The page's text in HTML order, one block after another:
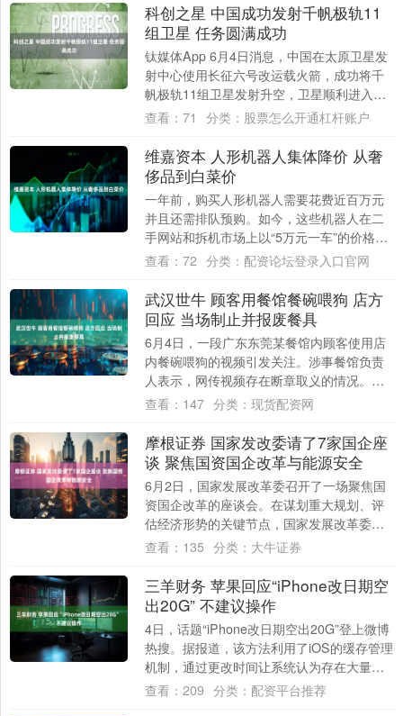
科创之星 中国成功发射千帆极轨11
组卫星 任务圆满成功
钛媒体App 6月4日消息，中国在太原卫星发
射中心使用长征六号改运载火箭，成功将千
帆极轨11组卫星发射升空，卫星顺利进入预
定轨道，发射任务取得圆满成功。 202....
查看： 71 分类： 股票怎么开通杠杆账户
维嘉资本 人形机器人集体降价 从奢
侈品到白菜价
一年前，购买人形机器人需要花费近百万元
并且还需排队预购。如今，这些机器人在二
手网站和拆机市场上以“5万元一车”的价格打
包清仓，引起了网友们的关注。 人形机器人
查看： 72 分类： 配资论坛登录入口官网
武汉世牛 顾客用餐馆餐碗喂狗 店方
回应 当场制止并报废餐具
6月4日，一段广东东莞某餐馆内顾客使用店
内餐碗喂狗的视频引发关注。涉事餐馆负责
人表示，网传视频存在断章取义的情况。事
发当晚，服务员发现后立即制止，并在顾客
查看： 147 分类： 现货配资网
摩根证券 国家发改委请了7家国企座
谈 聚焦国资国企改革与能源安全
6月2日，国家发展改革委召开了一场聚焦国
资国企改革的座谈会。在谋划重大规划、评
估经济形势的关键节点，国家发展改革委主
要负责人邀请企业代表座谈，是其重要的工
查看： 135 分类： 大牛证券
三羊财务 苹果回应“iPhone改日期空
出20G” 不建议操作
4日，话题“iPhone改日期空出20G”登上微博
热搜。据报道，该方法利用了iOS的缓存管理
机制，通过更改时间让系统认为存在大量过
期缓存，从而触发清理动作。苹果....
查看： 209 分类： 配资平台推荐